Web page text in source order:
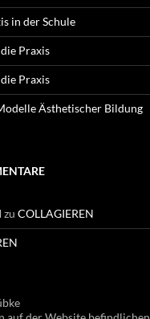
in der Schule
Praxis
Praxis
Ästhetischer Bildung
zu COLLAGIEREN